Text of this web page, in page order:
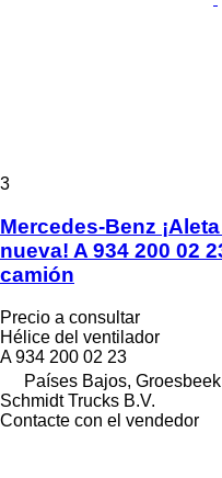
3
Mercedes-Benz
nueva! A 934 200 02
camión
Precio a consultar
Hélice del ventilador
A 934 200 02 23
Países Bajos, Groesbeek
Schmidt Trucks B.V.
Contacte con el vendedor